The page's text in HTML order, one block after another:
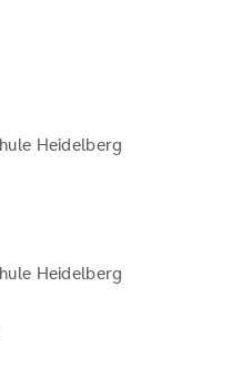
Heidelberg
Heidelberg